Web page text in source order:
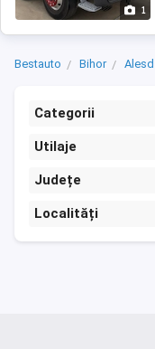
1
Bestauto Bihor Alesd
Categorii
Utilaje
Județe
Localități